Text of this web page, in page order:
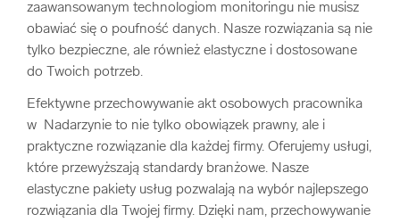
zaawansowanym technologiom monitoringu nie musisz
obawiać się o poufność danych. Nasze rozwiązania są nie
tylko bezpieczne, ale również elastyczne i dostosowane
do Twoich potrzeb.
Efektywne przechowywanie akt osobowych pracownika
w Nadarzynie to nie tylko obowiązek prawny, ale i
praktyczne rozwiązanie dla każdej firmy. Oferujemy usługi,
które przewyższają standardy branżowe. Nasze
elastyczne pakiety usług pozwalają na wybór najlepszego
rozwiązania dla Twojej firmy. Dzięki nam, przechowywanie